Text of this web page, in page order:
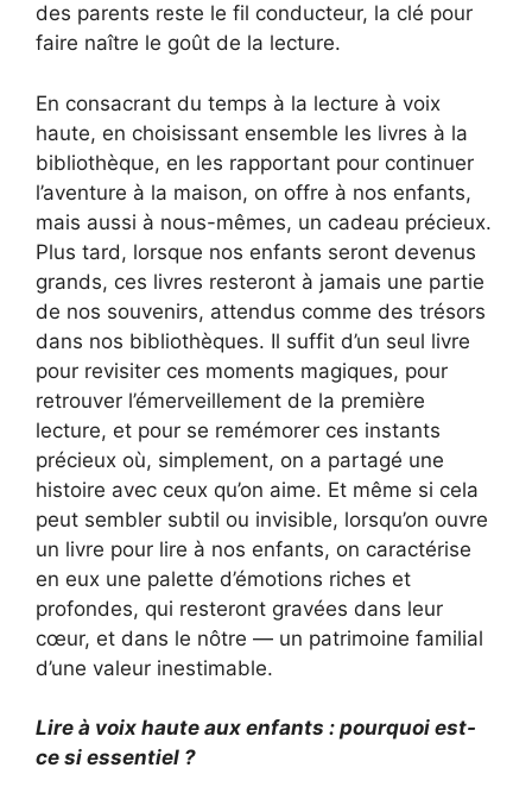
des parents reste le fil conducteur, la clé pour
faire naître le goût de la lecture.
En consacrant du temps à la lecture à voix
haute, en choisissant ensemble les livres à la
bibliothèque, en les rapportant pour continuer
l’aventure à la maison, on offre à nos enfants,
mais aussi à nous-mêmes, un cadeau précieux.
Plus tard, lorsque nos enfants seront devenus
grands, ces livres resteront à jamais une partie
de nos souvenirs, attendus comme des trésors
dans nos bibliothèques. Il suffit d’un seul livre
pour revisiter ces moments magiques, pour
retrouver l’émerveillement de la première
lecture, et pour se remémorer ces instants
précieux où, simplement, on a partagé une
histoire avec ceux qu’on aime. Et même si cela
peut sembler subtil ou invisible, lorsqu’on ouvre
un livre pour lire à nos enfants, on caractérise
en eux une palette d’émotions riches et
profondes, qui resteront gravées dans leur
cœur, et dans le nôtre — un patrimoine familial
d’une valeur inestimable.
Lire à voix haute aux enfants : pourquoi est-
ce si essentiel ?